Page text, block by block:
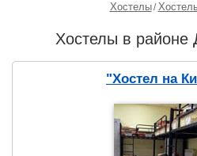
Хостелы
Хостелы в районе
"Хостел на